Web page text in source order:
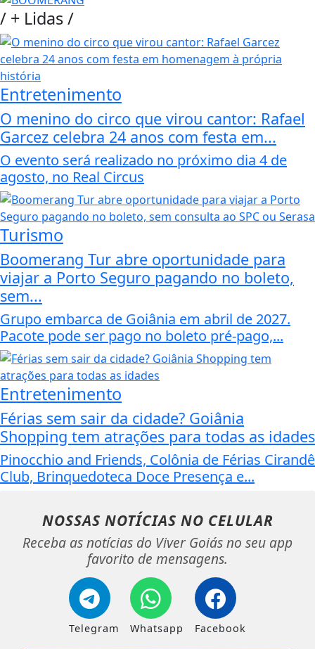
/ + Lidas/
Entretenimento
O menino do circo que virou cantor: Rafael
Garcez celebra 24 anos com festa em...
O evento será realizado no próximo dia 4 de
agosto, no Real Circus
Turismo
Boomerang Tur abre oportunidade para
viajar a Porto Seguro pagando no boleto,
sem...
Grupo embarca de Goiânia em abril de 2027.
Pacote pode ser pago no boleto pré-pago,...
Entretenimento
Férias sem sair da cidade? Goiânia
Shopping tem atrações para todas as idades
Pinocchio and Friends, Colônia de Férias Cirandê
Club, Brinquedoteca Doce Presença e...
NOSSAS NOTÍCIAS NO CELULAR
Receba as notícias do Viver Goiás no seu app
favorito de mensagens.
Telegram Whatsapp Facebook